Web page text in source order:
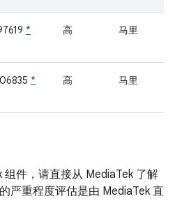
* 高 马里
* 高 马里
组件，请直接从 MediaTek 了解
严重程度评估是由 MediaTek 直